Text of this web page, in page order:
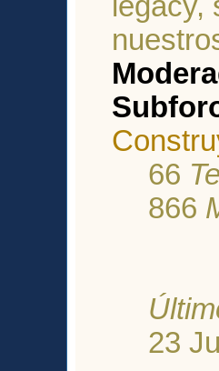
66
866
23